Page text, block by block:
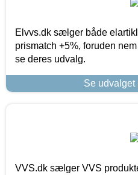
Elvvs.dk sælger både
prismatch +5%, foruden
se deres udvalg.
Se udvalget
VVS.dk sælger VVS